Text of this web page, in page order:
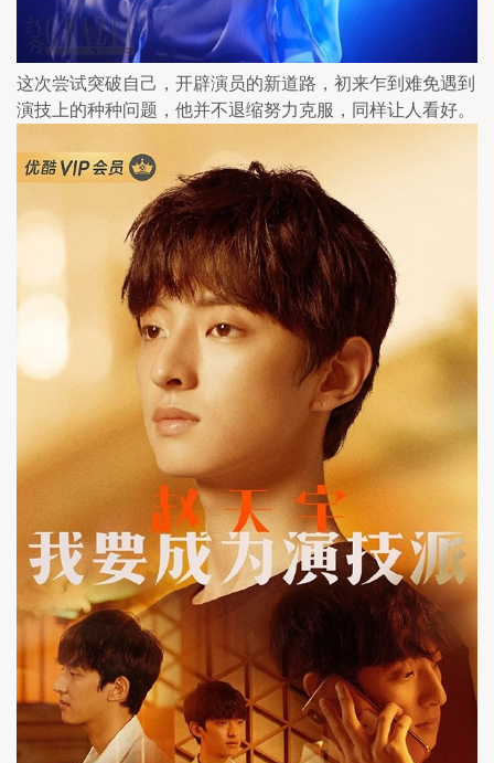
这次尝试突破自己，开辟演员的新道路，初来乍到难免遇到
演技上的种种问题，他并不退缩努力克服，同样让人看好。